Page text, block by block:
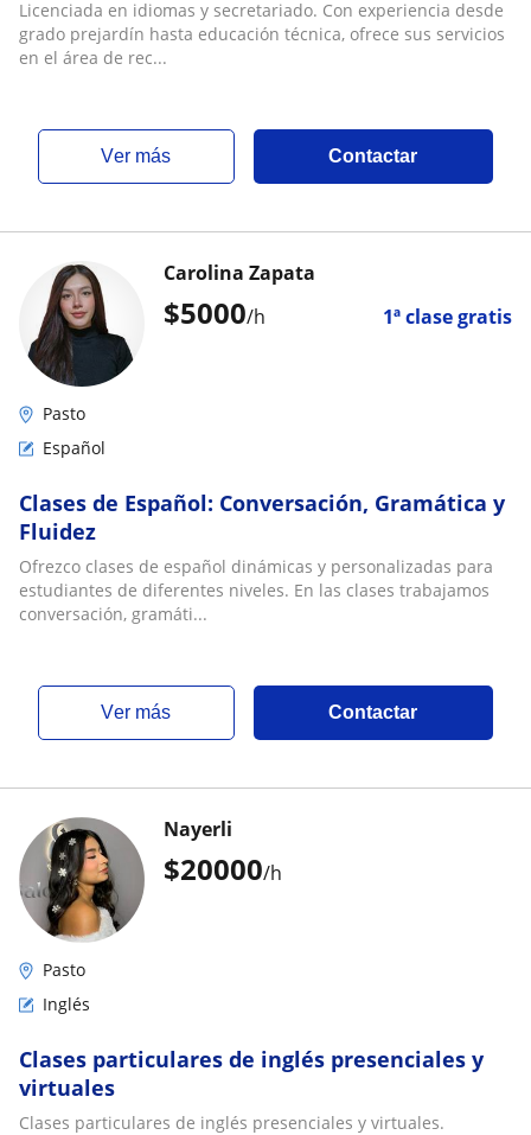
Licenciada en idiomas y secretariado. Con experiencia desde
grado prejardín hasta educación técnica, ofrece sus servicios
en el área de rec...
ver más Contactar
$5000/h 1ª clase gratis
Carolina Zapata
Pasto
Español
Clases de Español: Conversación, Gramática y
Fluidez
Ofrezco clases de español dinámicas y personalizadas para
estudiantes de diferentes niveles. En las clases trabajamos
conversación, gramáti...
ver más Contactar
$20000/h
Nayerli
Pasto
Inglés
Clases particulares de inglés presenciales y
virtuales
Clases particulares de inglés presenciales y virtuales.